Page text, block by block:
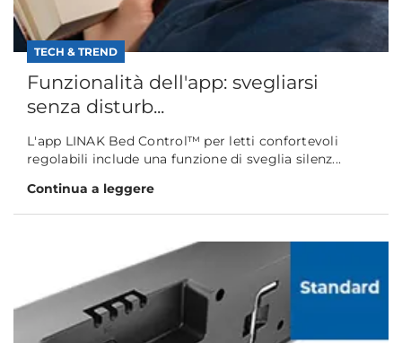
TECH & TREND
Funzionalità dell'app: svegliarsi
senza disturb...
L'app LINAK Bed Control™ per letti confortevoli
regolabili include una funzione di sveglia silenz...
Continua a leggere